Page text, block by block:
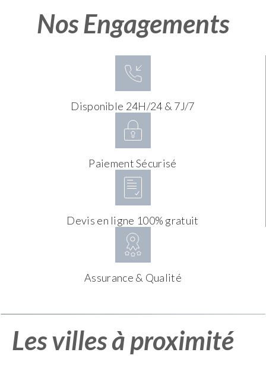
Nos Engagements
Disponible 24H/24 & 7J/7
Paiement Sécurisé
Devis en ligne 100% gratuit
Assurance & Qualité
Les villes à proximité